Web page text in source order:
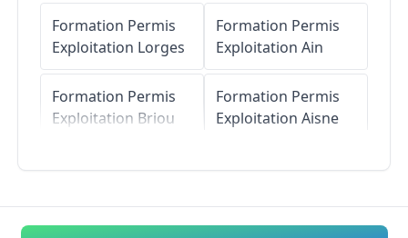
Formation Permis
Exploitation Lorges
Formation Permis
Exploitation Briou
Formation Permis
Formation Permis
Exploitation Ain
Formation Permis
Exploitation Aisne
Formation Permis